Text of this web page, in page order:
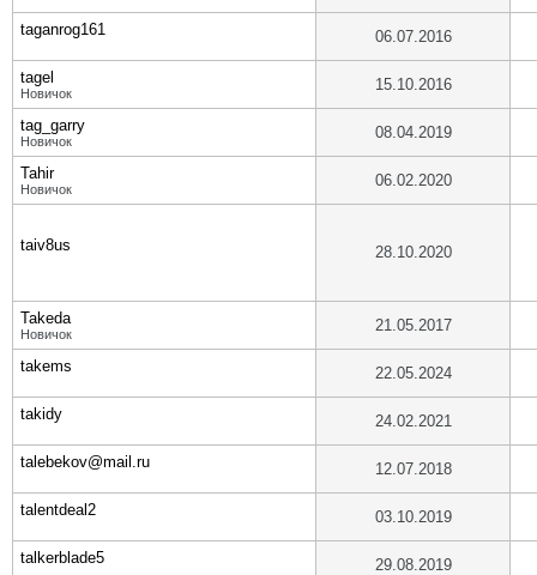
taganrog161 06.07.2016
tagel
Новичок 15.10.2016
tag_garry
Новичок 08.04.2019
Tahir
Новичок 06.02.2020
taiv8us 28.10.2020
Takeda
Новичок 21.05.2017
takems 22.05.2024
takidy 24.02.2021
talebekov@mail.ru 12.07.2018
talentdeal2 03.10.2019
talkerblade5 29.08.2019